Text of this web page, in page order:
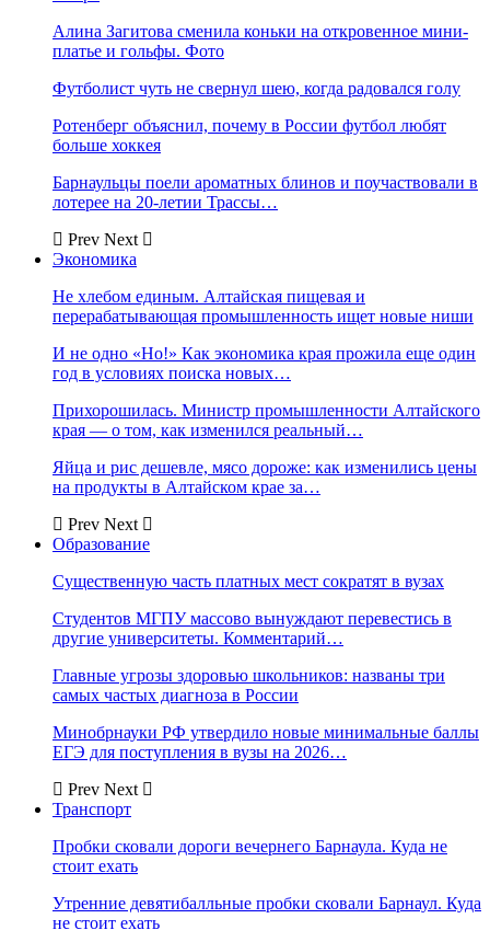
Алина Загитова сменила коньки на откровенное мини-
платье и гольфы. Фото
Футболист чуть не свернул шею, когда радовался голу
Ротенберг объяснил, почему в России футбол любят
больше хоккея
Барнаульцы поели ароматных блинов и поучаствовали в
лотерее на 20-летии Трассы…
Prev Next
Экономика
Не хлебом единым. Алтайская пищевая и
перерабатывающая промышленность ищет новые ниши
И не одно «Но!» Как экономика края прожила еще один
год в условиях поиска новых…
Прихорошилась. Министр промышленности Алтайского
края — о том, как изменился реальный…
Яйца и рис дешевле, мясо дороже: как изменились цены
на продукты в Алтайском крае за…
Prev Next
Образование
Существенную часть платных мест сократят в вузах
Студентов МГПУ массово вынуждают перевестись в
другие университеты. Комментарий…
Главные угрозы здоровью школьников: названы три
самых частых диагноза в России
Минобрнауки РФ утвердило новые минимальные баллы
ЕГЭ для поступления в вузы на 2026…
Prev Next
Транспорт
Пробки сковали дороги вечернего Барнаула. Куда не
стоит ехать
Утренние девятибалльные пробки сковали Барнаул. Куда
не стоит ехать